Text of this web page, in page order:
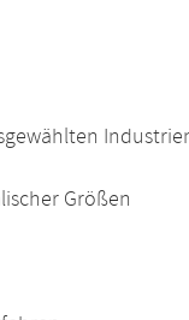
Größen